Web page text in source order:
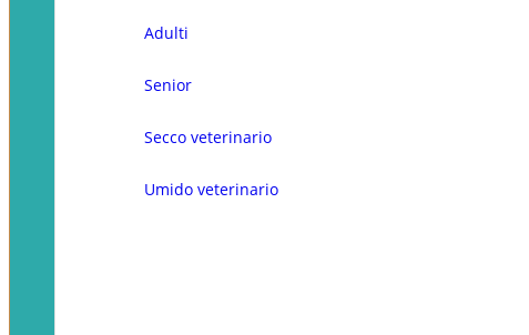
Adulti
Senior
Secco veterinario
Umido veterinario